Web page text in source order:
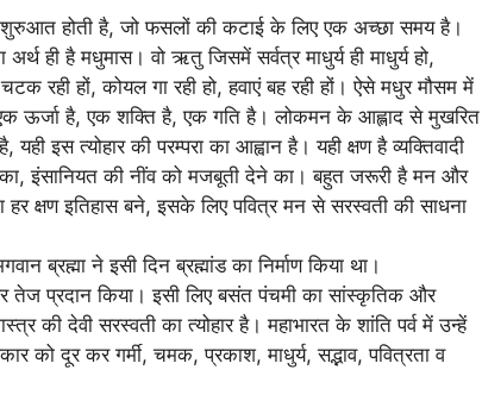
होती है, जो फसलों की कटाई के लिए एक अच्छा समय है।
ही है मधुमास। वो ऋतु जिसमें सर्वत्र माधुर्य ही माधुर्य हो,
चटक रही हों, कोयल गा रही हो, हवाएं बह रही हों। ऐसे मधुर मौसम में
ऊर्जा है, एक शक्ति है, एक गति है। लोकमन के आह्लाद से मुखरित
इस त्योहार की परम्परा का आह्वान है। यही क्षण है व्यक्तिवादी
इंसानियत की नींव को मजबूती देने का। बहुत जरूरी है मन और
हर क्षण इतिहास बने, इसके लिए पवित्र मन से सरस्वती की साधना
ब्रह्मा ने इसी दिन ब्रह्मांड का निर्माण किया था।
तेज प्रदान किया। इसी लिए बसंत पंचमी का सांस्कृतिक और
की देवी सरस्वती का त्योहार है। महाभारत के शांति पर्व में उन्हें
को दूर कर गर्मी, चमक, प्रकाश, माधुर्य, सद्भाव, पवित्रता व